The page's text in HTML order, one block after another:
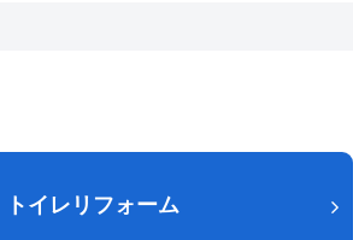
トイレリフォーム